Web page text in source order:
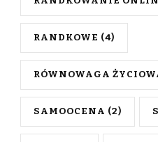
RANDKOWE (4)
RÓWNOWAGA
SAMOOCENA (2)